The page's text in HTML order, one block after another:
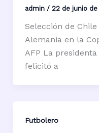
admin / 22 de junio de
Selección de
Alemania en la
AFP La
felicitó a
Futbolero